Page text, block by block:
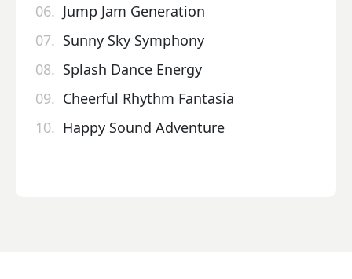
06. Jump Jam Generation
07. Sunny Sky Symphony
08. Splash Dance Energy
09. Cheerful Rhythm Fantasia
10. Happy Sound Adventure